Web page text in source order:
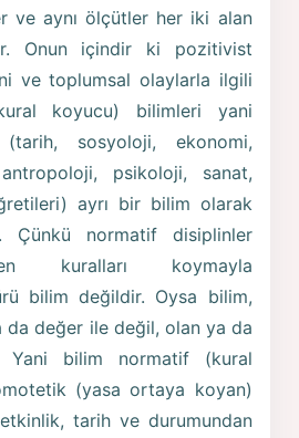
ve aynı ölçütler her iki alan
Onun içindir ki pozitivist
ve toplumsal olaylarla ilgili
koyucu) bilimleri yani
sosyoloji, ekonomi,
psikoloji, sanat,
ayrı bir bilim olarak
Çünkü normatif disiplinler
kuralları koymayla
bilim değildir. Oysa bilim,
da değer ile değil, olan ya da
Yani bilim normatif (kural
(yasa ortaya koyan)
tarih ve durumundan